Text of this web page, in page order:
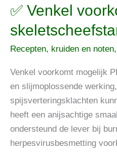
✅ Venkel
Recepten, kruiden en noten,
Venkel voorkomt mogelijk
en slijmoplossende
spijsverteringsklachten
heeft een anijsachtige
ondersteund de lever bij
herpesvirusbesmetting
✅
voorkomt
mogelijk
en
skeletscheefstand